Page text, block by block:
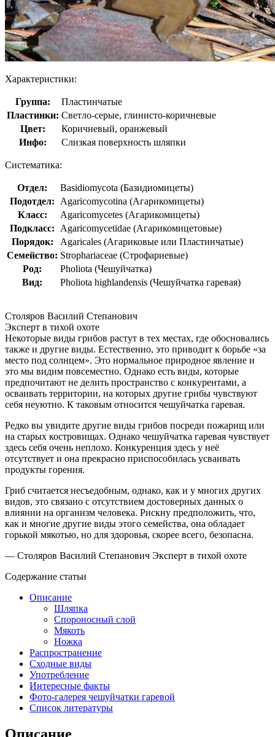
Характеристики:
Группа:
Пластинчатые
Пластинки: Светло-серые, глинисто-коричневые
Цвет:
Коричневый, оранжевый
Инфо:
Слизкая поверхность шляпки
Систематика:
Отдел:
Basidiomycota (Базидиомицеты)
Подотдел:
Agaricomycotina (Агарикомицеты)
Класс:
Agaricomycetes (Агарикомицеты)
Подкласс:
Agaricomycetidae (Агарикомицетовые)
Порядок:
Agaricales (Агариковые или Пластинчатые)
Семейство: Strophariaceae (Строфариевые)
Род:
Pholiota (Чешуйчатка)
Вид:
Pholiota highlandensis (Чешуйчатка гаревая)
Столяров Василий Степанович
Эксперт в тихой охоте
Некоторые виды грибов растут в тех местах, где обосновались
также и другие виды. Естественно, это приводит к борьбе «за
место под солнцем». Это нормальное природное явление и
это мы видим повсеместно. Однако есть виды, которые
предпочитают не делить пространство с конкурентами, а
осваивать территории, на которых другие грибы чувствуют
себя неуютно. К таковым относится чешуйчатка гаревая.
Редко вы увидите другие виды грибов посреди пожарищ или
на старых костровищах. Однако чешуйчатка гаревая чувствует
здесь себя очень неплохо. Конкуренция здесь у неё
отсутствует и она прекрасно приспособилась усваивать
продукты горения.
Гриб считается несъедобным, однако, как и у многих других
видов, это связано с отсутствием достоверных данных о
влиянии на организм человека. Рискну предположить, что,
как и многие другие виды этого семейства, она обладает
горькой мякотью, но для здоровья, скорее всего, безопасна.
— Столяров Василий Степанович Эксперт в тихой охоте
Содержание статьи
Описание
Шляпка
Спороносный слой
Мякоть
Ножка
Распространение
Сходные виды
Употребление
Интересные факты
Фото-галерея чешуйчатки гаревой
Список литературы
Описание